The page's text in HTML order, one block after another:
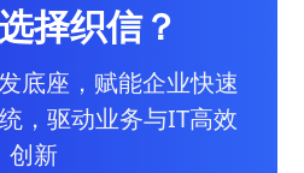
择织信？
底座，赋能企业快速
，驱动业务与IT高效
创新